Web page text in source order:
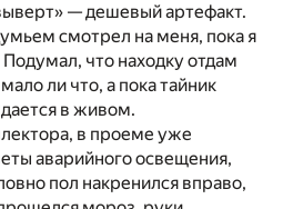
— дешевый артефакт.
смотрел на меня, пока я
что находку отдам
ли что, а пока тайник
в живом.
в проеме уже
аварийного освещения,
пол накренился вправо,